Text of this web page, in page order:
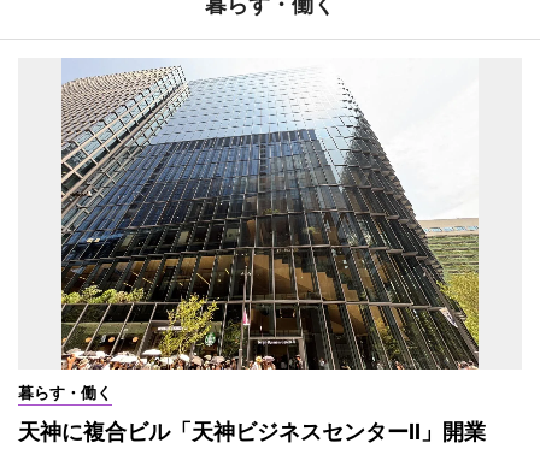
暮らす・働く
天神に複合ビル「天神ビジネスセンターII」開業